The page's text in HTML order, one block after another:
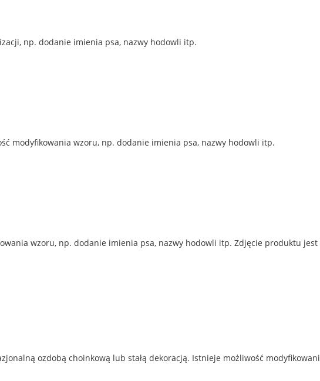
np. dodanie imienia psa, nazwy hodowli itp.
modyfikowania wzoru, np. dodanie imienia psa, nazwy hodowli itp.
wzoru, np. dodanie imienia psa, nazwy hodowli itp. Zdjęcie produktu jest
ozdobą choinkową lub stałą dekoracją. Istnieje możliwość